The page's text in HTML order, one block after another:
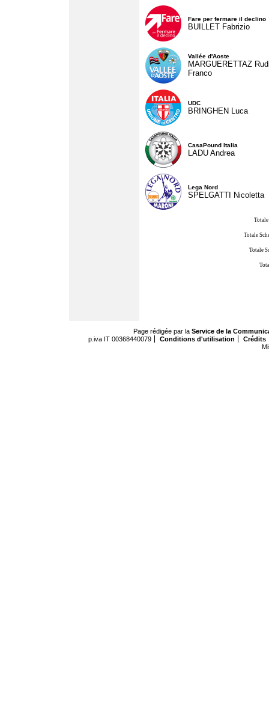
Fare per fermare il declino
BUILLET Fabrizio
Vallée d'Aoste
MARGUERETTAZ
Franco
UDC
BRINGHEN Luca
CasaPound Italia
LADU Andrea
Lega Nord
SPELGATTI Nicoletta
Totale
Totale
Page rédigée par la Service de la
p.iva IT 00368440079
Conditions d'utilisation
Crédits